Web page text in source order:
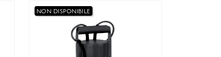
NON DISPONIBILE